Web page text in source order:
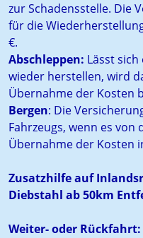
zur Schadensstelle. Die
für die
€.
Abschleppen: Lässt
wieder herstellen, wird
Übernahme der Kosten
Bergen: Die
Fahrzeugs, wenn es
Übernahme der Kosten
Zusatzhilfe auf
Diebstahl ab 50km
Weiter- oder Rückfahrt: